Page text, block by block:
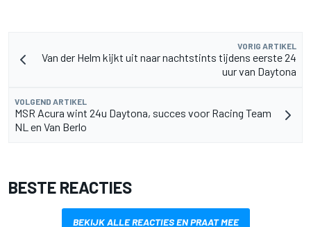
VORIG ARTIKEL
Van der Helm kijkt uit naar nachtstints tijdens eerste 24
uur van Daytona
VOLGEND ARTIKEL
MSR Acura wint 24u Daytona, succes voor Racing Team
NL en Van Berlo
BESTE REACTIES
BEKIJK ALLE REACTIES EN PRAAT MEE